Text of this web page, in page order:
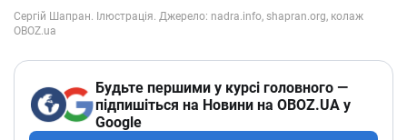
Будьте першими у курсі головного —
підпишіться на Новини на OBOZ.UA у
Google